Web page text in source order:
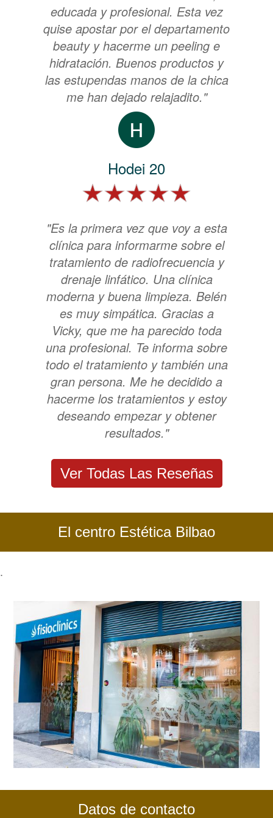
educada y profesional. Esta vez
quise apostar por el departamento
beauty y hacerme un peeling e
hidratación. Buenos productos y
las estupendas manos de la chica
me han dejado relajadito."
Hodei 20
"Es la primera vez que voy a esta
clínica para informarme sobre el
tratamiento de radiofrecuencia y
drenaje linfático. Una clínica
moderna y buena limpieza. Belén
es muy simpática. Gracias a
Vicky, que me ha parecido toda
una profesional. Te informa sobre
todo el tratamiento y también una
gran persona. Me he decidido a
hacerme los tratamientos y estoy
deseando empezar y obtener
resultados."
Ver Todas Las Reseñas
El centro Estética Bilbao
.
Datos de contacto